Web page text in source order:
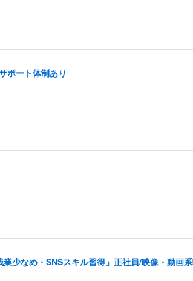
ポート体制あり
少なめ・SNSスキル習得」正社員/映像・動画